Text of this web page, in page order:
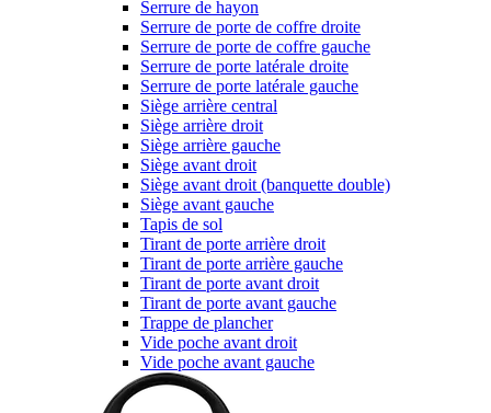
Serrure de hayon
Serrure de porte de coffre droite
Serrure de porte de coffre gauche
Serrure de porte latérale droite
Serrure de porte latérale gauche
Siège arrière central
Siège arrière droit
Siège arrière gauche
Siège avant droit
Siège avant droit (banquette double)
Siège avant gauche
Tapis de sol
Tirant de porte arrière droit
Tirant de porte arrière gauche
Tirant de porte avant droit
Tirant de porte avant gauche
Trappe de plancher
Vide poche avant droit
Vide poche avant gauche